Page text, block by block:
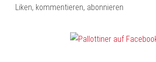
Liken, kommentieren, abonnieren